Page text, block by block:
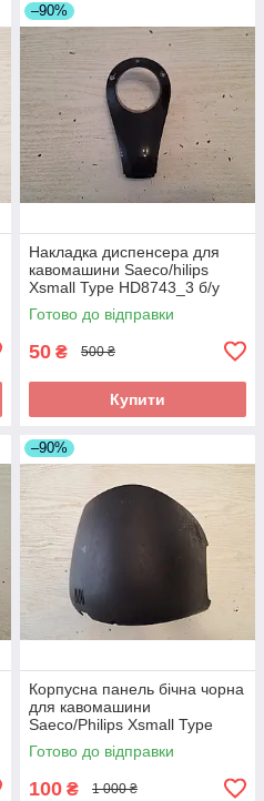
–90%
Накладка диспенсера для
кавомашини Saeco/hilips
Xsmall Type HD8743_3 б/у
дефект
Готово до відправки
50 ₴ 500 ₴
Купити
–90%
Корпусна панель бічна чорна
для кавомашини
Saeco/Philips Xsmall Type
HD8743_4 б/у
Готово до відправки
100 ₴ 1 000 ₴